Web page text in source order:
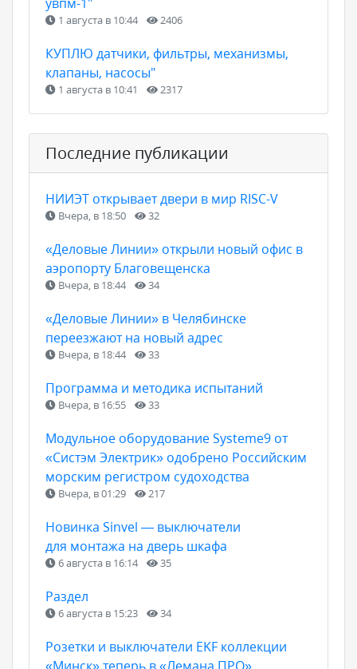
1 августа в 10:44 2406
КУПЛЮ датчики, фильтры, механизмы,
клапаны, насосы"
1 августа в 10:41 2317
Последние публикации
НИИЭТ открывает двери в мир RISC-V
Вчера, в 18:50 32
«Деловые Линии» открыли новый офис в
аэропорту Благовещенска
Вчера, в 18:44 34
«Деловые Линии» в Челябинске
переезжают на новый адрес
Вчера, в 18:44 33
Программа и методика испытаний
Вчера, в 16:55 33
Модульное оборудование Systeme9 от
«Систэм Электрик» одобрено Российским
морским регистром судоходства
Вчера, в 01:29 217
Новинка Sinvel — выключатели
для монтажа на дверь шкафа
6 августа в 16:14 35
Раздел
6 августа в 15:23 34
Розетки и выключатели EKF коллекции
«Минск» теперь в «Лемана ПРО»